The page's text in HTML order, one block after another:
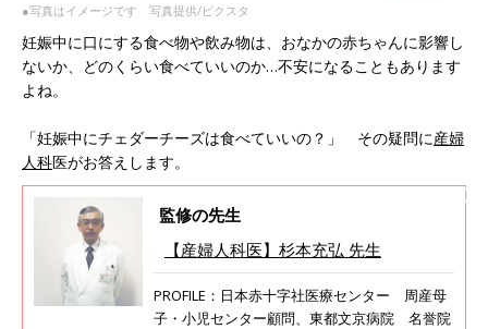
●写真はイメージです 写真提供/ピクスタ
妊娠中に口にする食べ物や飲み物は、おなかの赤ちゃんに影響し
ないか、どのくらい食べていいのか…不安になることもあります
よね。
「妊娠中にチェダーチーズは食べていいの？」 その疑問に産婦
人科医がお答えします。
監修の先生
【産婦人科医】杉本充弘 先生
PROFILE：日本赤十字社医療センター 周産母
子・小児センター顧問、東都文京病院 名誉院